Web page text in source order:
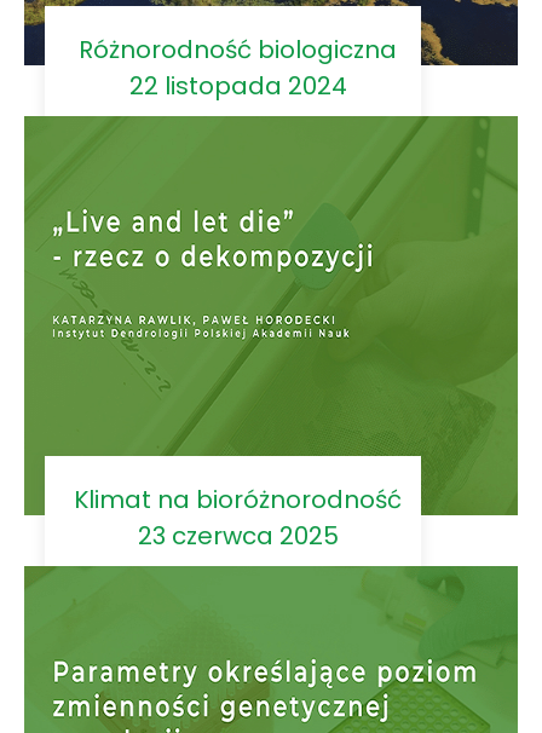
Różnorodność biologiczna
22 listopada 2024
Klimat na bioróżnorodność
23 czerwca 2025